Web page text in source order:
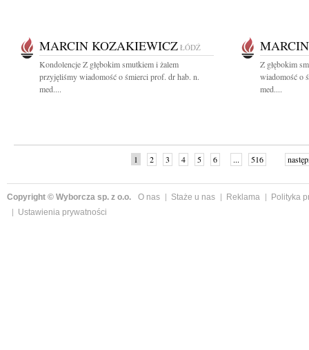
MARCIN KOZAKIEWICZ ŁÓDŹ
Kondolencje Z głębokim smutkiem i żalem
przyjęliśmy wiadomość o śmierci prof. dr hab. n.
med....
Z głębokim
wiadomość o
med....
1 2 3 4 5 6 ... 516
Copyright © Wyborcza sp. z o.o. O nas Staże u nas Reklama
Polityka
Ustawienia prywatności